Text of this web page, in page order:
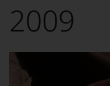
2009